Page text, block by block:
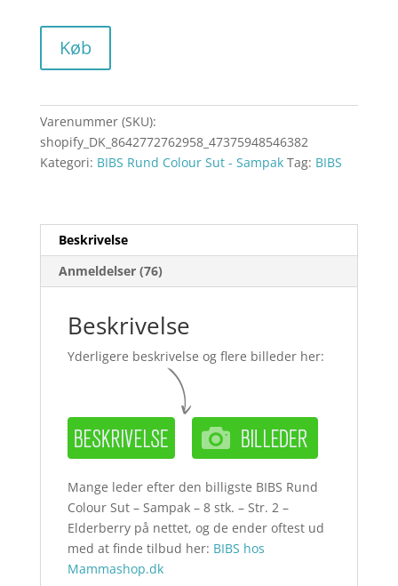
Køb
Varenummer (SKU):
shopify_DK_8642772762958_47375948546382
Kategori: BIBS Rund Colour Sut - Sampak Tag: BIBS
Beskrivelse
Anmeldelser (76)
Beskrivelse
Yderligere beskrivelse og flere billeder her:
Mange leder efter den billigste BIBS Rund
Colour Sut – Sampak – 8 stk. – Str. 2 –
Elderberry på nettet, og de ender oftest ud
med at finde tilbud her: BIBS hos
Mammashop.dk